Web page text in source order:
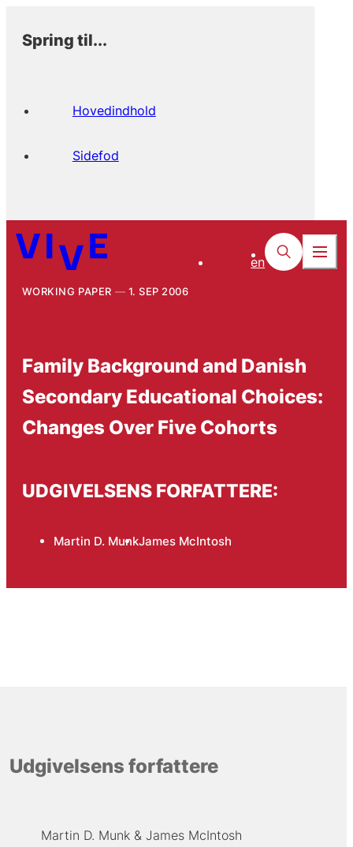
Spring til...
Hovedindhold
Sidefod
en
WORKING PAPER 1. SEP 2006
Family Background and Danish
Secondary Educational Choices:
Changes Over Five Cohorts
UDGIVELSENS FORFATTERE:
Martin D. MunkJames McIntosh
Udgivelsens forfattere
Martin D. Munk James McIntosh